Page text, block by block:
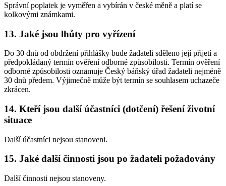
Správní poplatek je vyměřen a vybírán v české měně a platí se
kolkovými známkami.
13. Jaké jsou lhůty pro vyřízení
Do 30 dnů od obdržení přihlášky bude žadateli sděleno její přijetí a
předpokládaný termín ověření odborné způsobilosti. Termín ověření
odborné způsobilosti oznamuje Český báňský úřad žadateli nejméně
30 dnů předem. Výjimečně může být termín se souhlasem uchazeče
zkrácen.
14. Kteří jsou další účastníci (dotčení) řešení životní
situace
Další účastníci nejsou stanoveni.
15. Jaké další činnosti jsou po žadateli požadovány
Další činnosti nejsou stanoveny.